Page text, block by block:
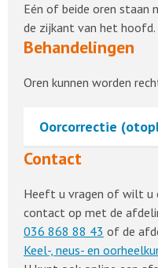
Eén of beide oren staan
de zijkant van het hoofd.
Behandelingen
Oren kunnen worden
Oorcorrectie
Contact
Heeft u vragen of wilt u
contact op met de
036 868 88 43 of de
Keel-, neus- en